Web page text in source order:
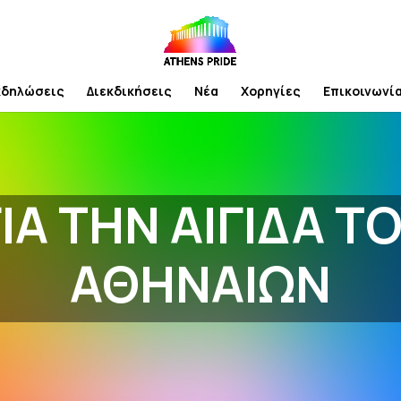
Διεκδικήσεις Νέα Χορηγίες Επικοινωνία
ΤΗΝ ΑΙΓΙΔΑ
ΑΘΗΝΑΙΩΝ